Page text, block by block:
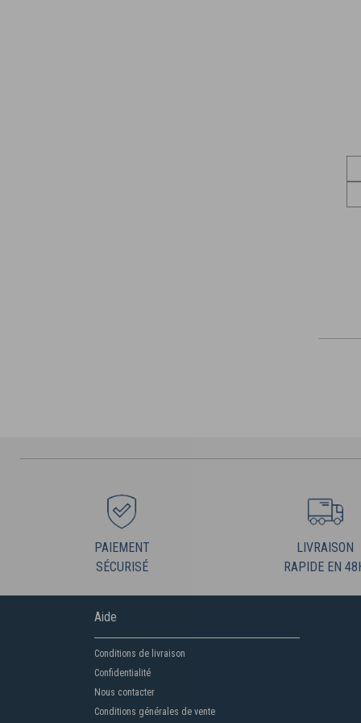
PAIEMENT
SÉCURISÉ
LIVRAISON
RAPIDE EN
Aide
Conditions de livraison
Confidentialité
Nous contacter
Conditions générales de vente